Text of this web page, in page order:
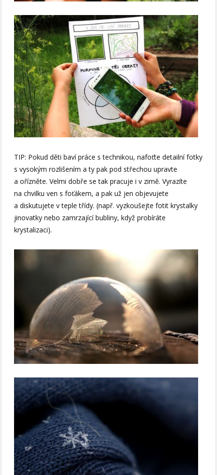
TIP: Pokud děti baví práce s technikou, nafoťte detailní fotky
s vysokým rozlišením a ty pak pod střechou upravte
a ořízněte. Velmi dobře se tak pracuje i v zimě. Vyrazíte
na chvilku ven s foťákem, a pak už jen objevujete
a diskutujete v teple třídy. (např. vyzkoušejte fotit krystalky
jinovatky nebo zamrzající bubliny, když probíráte
krystalizaci).